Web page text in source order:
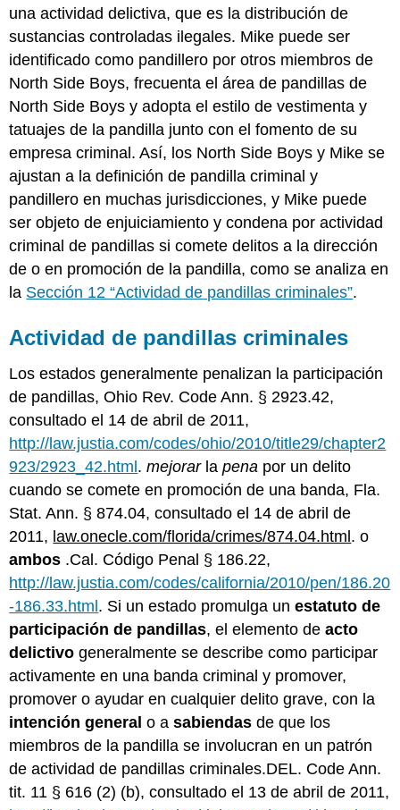
una actividad delictiva, que es la distribución de
sustancias controladas ilegales. Mike puede ser
identificado como pandillero por otros miembros de
North Side Boys, frecuenta el área de pandillas de
North Side Boys y adopta el estilo de vestimenta y
tatuajes de la pandilla junto con el fomento de su
empresa criminal. Así, los North Side Boys y Mike se
ajustan a la definición de pandilla criminal y
pandillero en muchas jurisdicciones, y Mike puede
ser objeto de enjuiciamiento y condena por actividad
criminal de pandillas si comete delitos a la dirección
de o en promoción de la pandilla, como se analiza en
la Sección 12 “Actividad de pandillas criminales”.
Actividad de pandillas criminales
Los estados generalmente penalizan la participación
de pandillas, Ohio Rev. Code Ann. § 2923.42,
consultado el 14 de abril de 2011,
http://law.justia.com/codes/ohio/2010/title29/chapter2
923/2923_42.html.mejorarlapena por un delito
cuando se comete en promoción de una banda, Fla.
Stat. Ann. § 874.04, consultado el 14 de abril de
2011, law.onecle.com/florida/crimes/874.04.html. o
ambos .Cal. Código Penal § 186.22,
http://law.justia.com/codes/california/2010/pen/186.20
-186.33.html. Si un estado promulga unestatuto de
participación de pandillas, el elemento deacto
delictivo generalmente se describe como participar
activamente en una banda criminal y promover,
promover o ayudar en cualquier delito grave, con la
intención general o asabiendas de que los
miembros de la pandilla se involucran en un patrón
de actividad de pandillas criminales.DEL. Code Ann.
tit. 11 § 616 (2) (b), consultado el 13 de abril de 2011,